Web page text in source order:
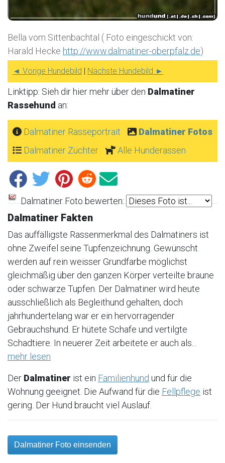
Bella vom Sittenbachtal ( Foto eingeschickt von:
Harald Hecke http://www.dalmatiner-oberpfalz.de)
◄ Vorige Hundebild | Nächste Hundebild ►
Linktipp: Sieh dir hier mehr über den Dalmatiner
Rassehund an:
Dalmatiner Rasseportrait
Dalmatiner Fotos
Dalmatiner Züchter
Alle Hunderassen
Dalmatiner Foto bewerten:
Dalmatiner Fakten
Das auffälligste Rassenmerkmal des Dalmatiners ist
ohne Zweifel seine Tupfenzeichnung. Gewünscht
werden auf rein weisser Grundfarbe möglichst
gleichmäßig über den ganzen Körper verteilte braune
oder schwarze Tupfen. Der Dalmatiner wird heute
ausschließlich als Begleithund gehalten, doch
jahrhundertelang war er ein hervorragender
Gebrauchshund. Er hütete Schafe und vertilgte
Schadtiere. In neuerer Zeit arbeitete er auch als...
mehr lesen
Der Dalmatiner ist ein Familienhund und für die
Wohnung geeignet. Die Aufwand für die Fellpflege ist
gering. Der Hund braucht viel Auslauf.
Dalmatiner Foto einsenden